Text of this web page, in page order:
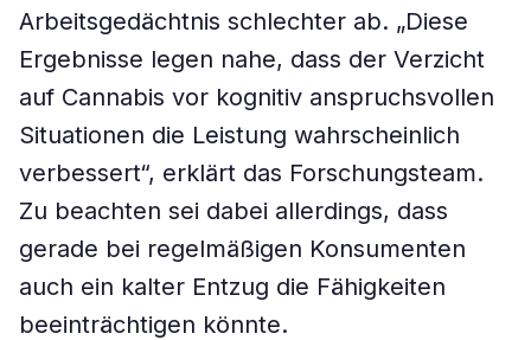
Arbeitsgedächtnis schlechter ab. „Diese
Ergebnisse legen nahe, dass der Verzicht
auf Cannabis vor kognitiv anspruchsvollen
Situationen die Leistung wahrscheinlich
verbessert“, erklärt das Forschungsteam.
Zu beachten sei dabei allerdings, dass
gerade bei regelmäßigen Konsumenten
auch ein kalter Entzug die Fähigkeiten
beeinträchtigen könnte.